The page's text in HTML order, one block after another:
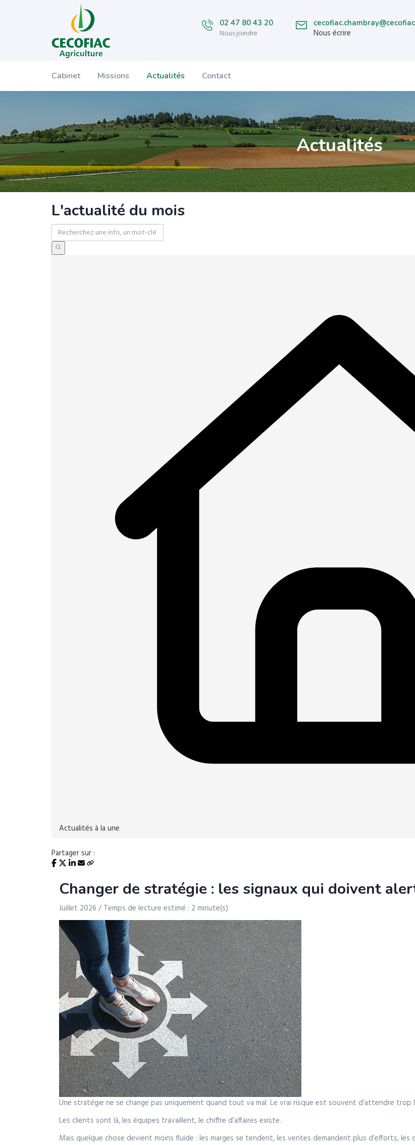
02 47 80 43 20
Nous joindre Nous écrire
Cabinet Missions Actualités Contact
Actualités
L'actualité du mois
Actualités à la une
Partager sur :
Changer de stratégie : les signaux qui doivent
Juillet 2026 / Temps de lecture estimé : 2 minute(s)
Une stratégie ne se change pas uniquement quand tout va mal. Le vrai risque est souvent d’attendre
Les clients sont là, les équipes travaillent, le chiffre d’affaires existe.
Mais quelque chose devient moins fluide : les marges se tendent, les ventes demandent plus d’efforts,